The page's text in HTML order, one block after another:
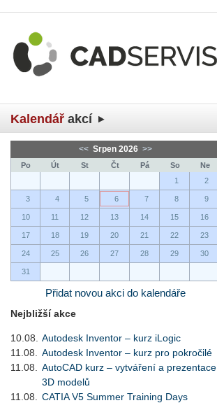
Kalendář akcí
<< Srpen 2026 >>
Po Út St Čt Pá So
Ne
1
2
3 4 5 6 7 8 9
10 11 12 13 14 15 16
17 18 19 20 21 22 23
24 25 26 27 28 29 30
31
Přidat novou akci do kalendáře
Nejbližší akce
10.08.
Autodesk Inventor – kurz iLogic
11.08.
Autodesk Inventor – kurz pro pokročilé
11.08.
AutoCAD kurz – vytváření a prezentace
3D modelů
11.08.
CATIA V5 Summer Training Days